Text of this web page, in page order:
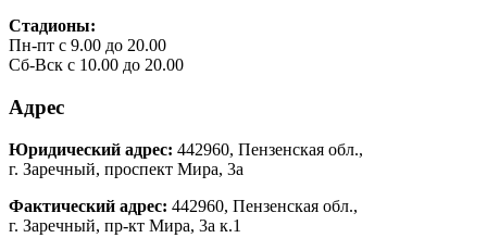
Стадионы:
Пн-пт с 9.00 до 20.00
Сб-Вск с 10.00 до 20.00
Адрес
Юридический адрес: 442960, Пензенская обл.,
г. Заречный, проспект Мира, 3а
Фактический адрес: 442960, Пензенская обл.,
г. Заречный, пр-кт Мира, 3а к.1